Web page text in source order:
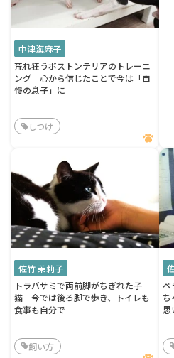
中津海麻子
荒れ狂うボストンテリアのトレーニ
ング 心から信じたことで今は「自
慢の息子」に
しつけ
佐竹 茉莉子
トラバサミで両前脚がちぎれた子
猫 今では後ろ脚で歩き、トイレも
食事も自分で
飼い方
ベ
思